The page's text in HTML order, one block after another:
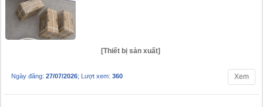
[Thiết bị sản xuất]
Ngày đăng: 27/07/2026; Lượt xem: 360 Xem